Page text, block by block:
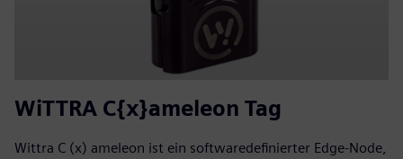
WiTTRA C{x}ameleon Tag
Wittra C (x) ameleon ist ein softwaredefinierter Edge-Node,